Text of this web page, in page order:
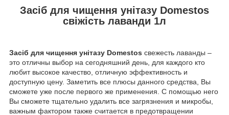
Засіб для чищення унітазу Domestos
свіжість лаванди 1л
Засіб для чищення унітазу Domestos свежесть лаванды –
это отличны выбор на сегодняшний день, для каждого кто
любит высокое качество, отличную эффективность и
доступную цену. Заметить все плюсы данного средства, Вы
сможете уже после первого же применения. С помощью него
Вы сможете тщательно удалить все загрязнения и микробы,
важным фактором также считается в предотвращении